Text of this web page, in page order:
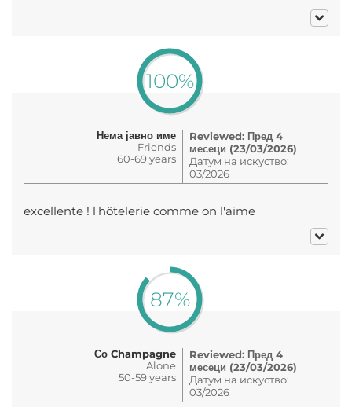
100%
Нема јавно име
Friends
60-69 years
Reviewed: Пред 4
месеци (23/03/2026)
Датум на искуство:
03/2026
excellente ! l'hôtelerie comme on l'aime
87%
Со Champagne
Alone
50-59 years
Reviewed: Пред 4
месеци (23/03/2026)
Датум на искуство:
03/2026